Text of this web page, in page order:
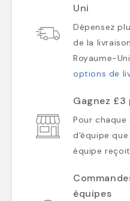
Uni
Dépensez
de la
Royaume-
options de
Gagnez
Pour
d'équipe
équipe
équipes